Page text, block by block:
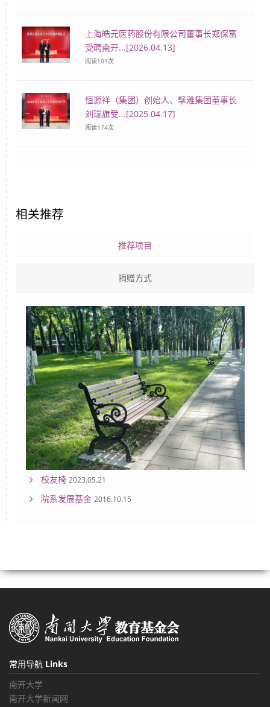
上海皓元医药股份有限公司董事长郑保富
受聘南开...[2026.04.13]
阅读101次
恒源祥（集团）创始人、擘雅集团董事长
刘瑞旗受...[2025.04.17]
阅读174次
相关推荐
推荐项目
捐赠方式
校友椅 2023.05.21
院系发展基金 2016.10.15
常用导航 Links
南开大学
南开大学新闻网